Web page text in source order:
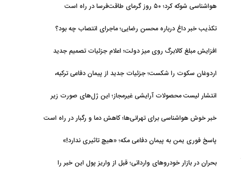
هواشناسی شوکه کرد؛ ۵۰ روز گرمای طاقت‌فرسا در راه است
تکذیب خبر داغ درباره محسن رضایی؛ ماجرای انتصاب چه بود؟
افزایش مبلغ کالابرگ روی میز دولت؛ اعلام جزئیات تصمیم جدید
اردوغان سکوت را شکست؛ جزئیات جدید از پیمان دفاعی ترکیه،
انتشار لیست محصولات آرایشی غیرمجاز؛ این ژل‌های صورت زیر
خبر خوش هواشناسی برای تهرانی‌ها؛ کاهش دما و رگبار در راه است
پاسخ فوری یمن به پیمان دفاعی مکه؛ «هیچ تاثیری ندارد!»
بحران در بازار خودروهای وارداتی؛ قبل از واریز پول این خبر را